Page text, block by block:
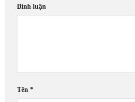
Bình luận
Tên *